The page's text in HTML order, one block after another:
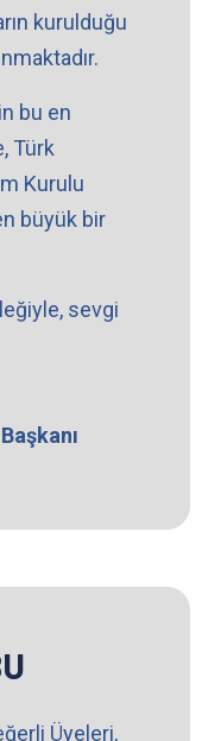
kurulduğu
bu en
Türk
Kurulu
büyük bir
sevgi
Üyeleri,